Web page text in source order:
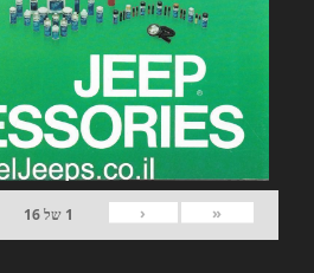
«
‹
1 של16